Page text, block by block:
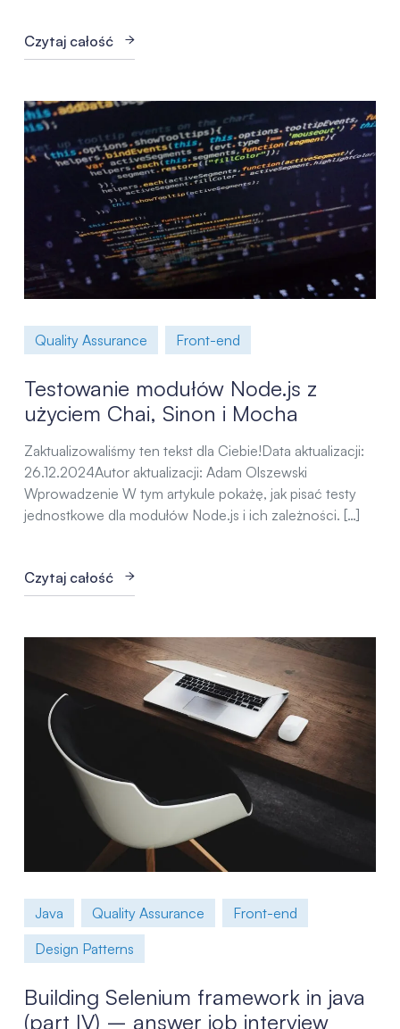
Czytaj całość
Quality Assurance Front-end
Testowanie modułów Node.js z
użyciem Chai, Sinon i Mocha
Zaktualizowaliśmy ten tekst dla Ciebie!Data aktualizacji:
26.12.2024Autor aktualizacji: Adam Olszewski
Wprowadzenie W tym artykule pokażę, jak pisać testy
jednostkowe dla modułów Node.js i ich zależności. […]
Czytaj całość
Java Quality Assurance
Front-end
Design Patterns
Building Selenium framework in java
(part IV) – answer job interview